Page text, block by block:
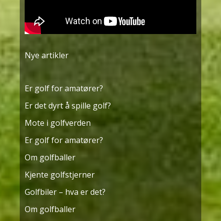
Nye artikler
Er golf for amatører?
Er det dyrt å spille golf?
Mote i golfverden
Er golf for amatører?
Om golfballer
Kjente golfstjerner
Golfbiler – hva er det?
Om golfballer